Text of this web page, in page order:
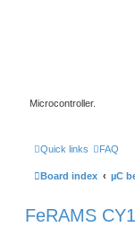
Microcontroller.
Quick links FAQ
Board index µC
FeRAMS